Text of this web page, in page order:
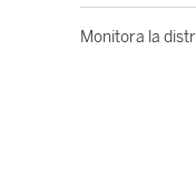
Monitora la